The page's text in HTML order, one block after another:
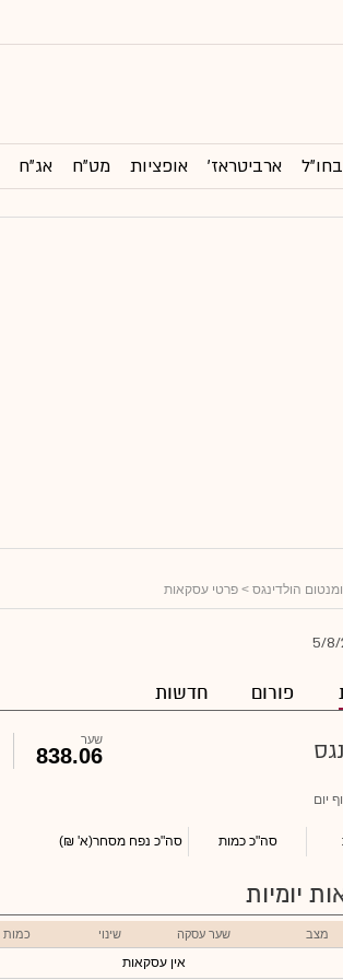
ארביטראז' אופציות מט"ח אג"ח
הולדינגס > פרטי עסקאות
5/8/
פורום חדשות
יום
שער
838.06
סה"כ כמות סה"כ נפח מסחר(א' ₪)
יומיות
מצב שער עסקה שינוי כמות
אין עסקאות